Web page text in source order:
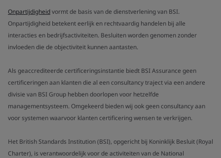
Onpartijdigheidvormt de basis van de dienstverlening van BSI.
Onpartijdigheid betekent eerlijk en rechtvaardig handelen bij alle
interacties en bedrijfsactiviteiten. Besluiten worden genomen zonder
invloeden die de objectiviteit kunnen aantasten.
Als geaccrediteerde certificeringsinstantie biedt BSI Assurance geen
certificeringen aan klanten die al een consultancy traject via een andere
divisie van BSI Group hebben doorlopen voor hetzelfde
managementsysteem. Omgekeerd bieden wij ook geen consultancy aan
voor systemen waarvoor klanten certificering wensen te verkrijgen.
Het British Standards Institution (BSI), opgericht bij Koninklijk Besluit (Royal
Charter), is verantwoordelijk voor de activiteiten van de National